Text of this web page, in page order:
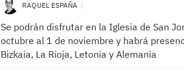
RAQUEL ESPAÑA
Se podrán disfrutar en la Iglesia de San
octubre al 1 de noviembre y habrá
Bizkaia, La Rioja, Letonia y Alemania